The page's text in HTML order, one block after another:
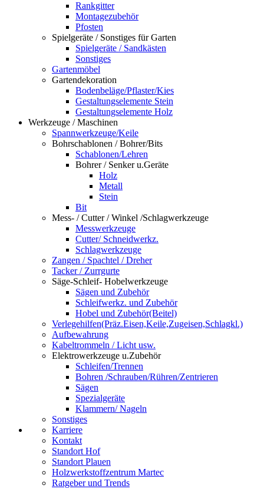
Rankgitter
Montagezubehör
Pfosten
Spielgeräte / Sonstiges für Garten
Spielgeräte / Sandkästen
Sonstiges
Gartenmöbel
Gartendekoration
Bodenbeläge/Pflaster/Kies
Gestaltungselemente Stein
Gestaltungselemente Holz
Werkzeuge / Maschinen
Spannwerkzeuge/Keile
Bohrschablonen / Bohrer/Bits
Schablonen/Lehren
Bohrer / Senker u.Geräte
Holz
Metall
Stein
Bit
Mess- / Cutter / Winkel /Schlagwerkzeuge
Messwerkzeuge
Cutter/ Schneidwerkz.
Schlagwerkzeuge
Zangen / Spachtel / Dreher
Tacker / Zurrgurte
Säge-Schleif- Hobelwerkzeuge
Sägen und Zubehör
Schleifwerkz. und Zubehör
Hobel und Zubehör(Beitel)
Verlegehilfen(Präz.Eisen,Keile,Zugeisen,Schlagkl.)
Aufbewahrung
Kabeltrommeln / Licht usw.
Elektrowerkzeuge u.Zubehör
Schleifen/Trennen
Bohren /Schrauben/Rühren/Zentrieren
Sägen
Spezialgeräte
Klammern/ Nageln
Sonstiges
Karriere
Kontakt
Standort Hof
Standort Plauen
Holzwerkstoffzentrum Martec
Ratgeber und Trends